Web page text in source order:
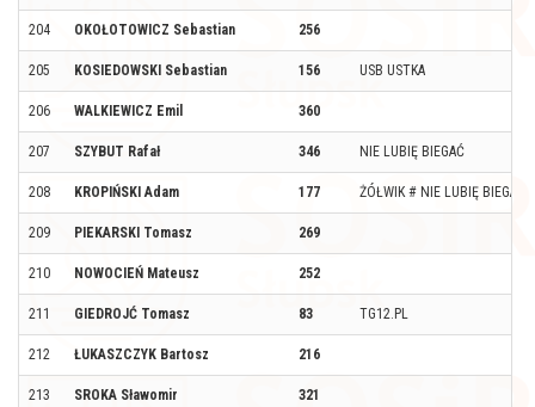
204 OKOŁOTOWICZ Sebastian 256
205 KOSIEDOWSKI Sebastian 156 USB USTKA
206 WALKIEWICZ Emil 360
207 SZYBUT Rafał 346 NIE LUBIĘ BIEGAĆ
208 KROPIŃSKI Adam 177 ŻÓŁWIK # NIE LUBIĘ BIEGAĆ
209 PIEKARSKI Tomasz 269
210 NOWOCIEŃ Mateusz 252
211 GIEDROJĆ Tomasz 83 TG12.PL
212 ŁUKASZCZYK Bartosz 216
213 SROKA Sławomir 321